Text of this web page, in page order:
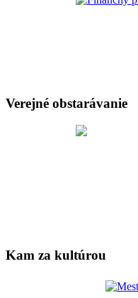
Verejné obstarávanie
Kam za kultúrou